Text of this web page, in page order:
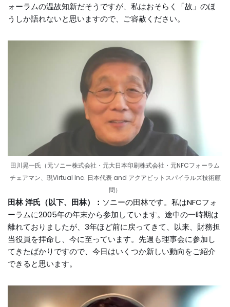
ォーラムの温故知新だそうですが、私はおそらく「故」のほ
うしか語れないと思いますので、ご容赦ください。
田川晃一氏（元ソニー株式会社・元大日本印刷株式会社・元NFCフォーラム
チェアマン、現Virtual Inc. 日本代表 and アクアビットスパイラルズ技術顧
問）
田林 洋氏（以下、田林）： ソニーの田林です。私はNFCフォ
ーラムに2005年の年末から参加しています。途中の一時期は
離れておりましたが、3年ほど前に戻ってきて、以来、財務担
当役員を拝命し、今に至っています。先週も理事会に参加し
てきたばかりですので、今日はいくつか新しい動向をご紹介
できると思います。